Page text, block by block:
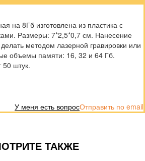
на 8Гб изготовлена из пластика с
Размеры: 7*2,5*0,7 см. Нанесение
методом лазерной гравировки или
объемы памяти: 16, 32 и 64 Гб.
штук.
Отправить по email
У меня есть вопрос
ТАКЖЕ